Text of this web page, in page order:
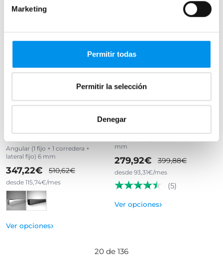
Marketing
Permitir todas
Permitir la selección
Denegar
32% Vista rápida
Angular (1 fijo + 1 corredera +
lateral fijo) 6 mm
347,22€ 510,62€
desde 115,74€/mes
Ver opciones›
30% Vista rápida
mm
279,92€ 399,88€
desde 93,31€/mes
(5)
Ver opciones›
20 de 136